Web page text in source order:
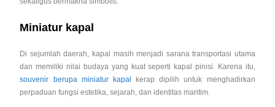
Miniatur kapal
Di sejumlah daerah, kapal masih menjadi sarana transportasi utama
dan memiliki nilai budaya yang kuat seperti kapal pinisi. Karena itu,
souvenir berupa miniatur kapal kerap dipilih untuk menghadirkan
perpaduan fungsi estetika, sejarah, dan identitas maritim.